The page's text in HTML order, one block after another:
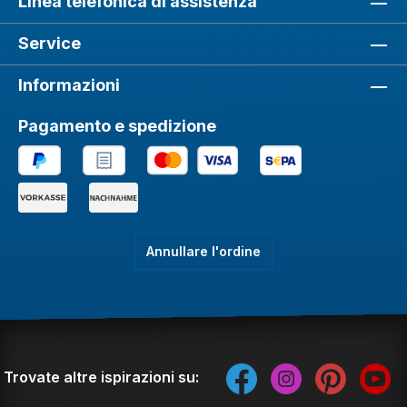
Service
Informazioni
Pagamento e spedizione
Annullare l'ordine
Trovate altre ispirazioni su: